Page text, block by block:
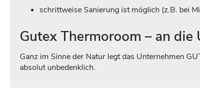
schrittweise Sanierung ist möglich (z.B. bei
Gutex Thermoroom – an
Ganz im Sinne der Natur legt das Unternehmen
absolut unbedenklich.